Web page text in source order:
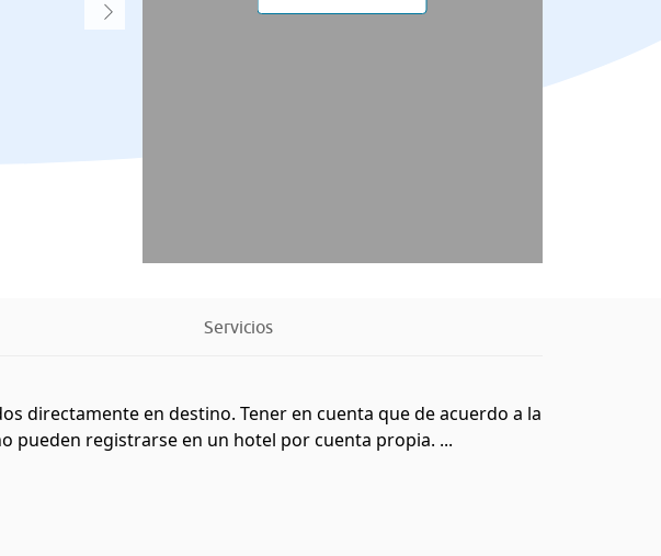
Servicios
directamente en destino. Tener en cuenta que de acuerdo a la
pueden registrarse en un hotel por cuenta propia. ...